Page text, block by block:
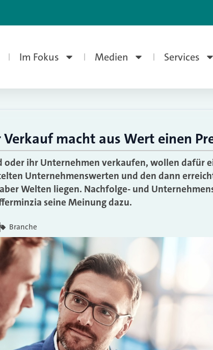
Im Fokus Medien Services
macht aus Wert einen
oder ihr Unternehmen verkaufen, wollen dafür
Unternehmenswerten und den dann
Welten liegen. Nachfolge- und
seine Meinung dazu.
Branche